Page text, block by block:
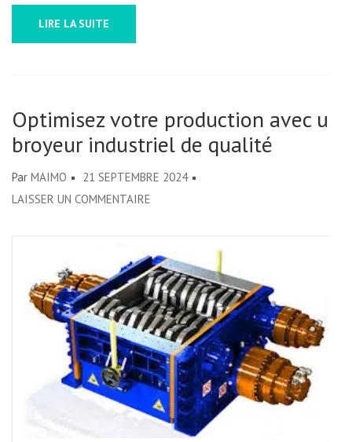
LIRE LA SUITE
Optimisez votre production avec un
broyeur industriel de qualité
Par MAIMO
21 SEPTEMBRE 2024
LAISSER UN COMMENTAIRE
PRODUCTION
AVEC
UN
BROYEUR
INDUSTRIEL
DE
QUALITÉ